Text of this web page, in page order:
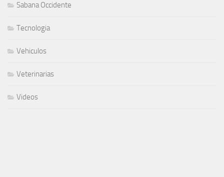
Sabana Occidente
Tecnologia
Vehiculos
Veterinarias
Videos